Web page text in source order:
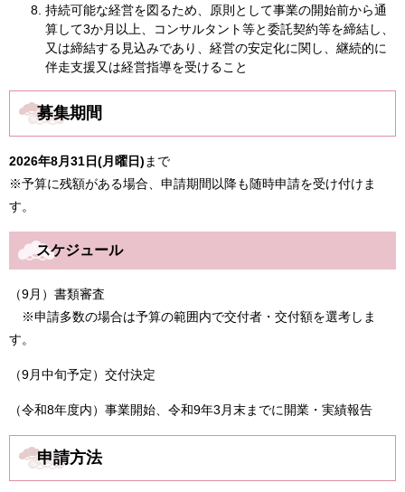
持続可能な経営を図るため、原則として事業の開始前から通
算して3か月以上、コンサルタント等と委託契約等を締結し、
又は締結する見込みであり、経営の安定化に関し、継続的に
伴走支援又は経営指導を受けること
募集期間
2026年8月31日(月曜日) まで
​※予算に残額がある場合、申請期間以降も随時申請を受け付けま
す。
スケジュール
（9月）書類審査
※申請多数の場合は予算の範囲内で交付者・交付額を選考しま
す。
（9月中旬予定）交付決定
（令和8年度内）事業開始、令和9年3月末までに開業・実績報告
申請方法